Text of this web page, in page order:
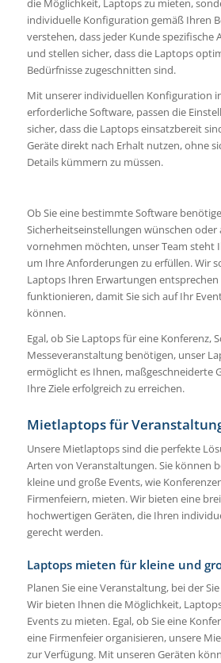
die Möglichkeit, Laptops zu mieten,
individuelle Konfiguration gemäß Ihren
verstehen, dass jeder Kunde spezifische
und stellen sicher, dass die Laptops
Bedürfnisse zugeschnitten sind.
Mit unserer individuellen Konfiguration
erforderliche Software, passen die
sicher, dass die Laptops einsatzbereit
Geräte direkt nach Erhalt nutzen, ohne
Details kümmern zu müssen.
Ob Sie eine bestimmte Software
Sicherheitseinstellungen wünschen oder
vornehmen möchten, unser Team steht
um Ihre Anforderungen zu erfüllen. Wir
Laptops Ihren Erwartungen
funktionieren, damit Sie sich auf Ihr
können.
Egal, ob Sie Laptops für eine Konferenz,
Messeveranstaltung benötigen, unser
ermöglicht es Ihnen, maßgeschneiderte
Ihre Ziele erfolgreich zu erreichen.
Mietlaptops für
Unsere Mietlaptops sind die perfekte
Arten von Veranstaltungen. Sie können
kleine und große Events, wie
Firmenfeiern, mieten. Wir bieten eine
hochwertigen Geräten, die Ihren
gerecht werden.
Laptops mieten für kleine und
Planen Sie eine Veranstaltung, bei der
Wir bieten Ihnen die Möglichkeit,
Events zu mieten. Egal, ob Sie eine
eine Firmenfeier organisieren, unsere
zur Verfügung. Mit unseren Geräten